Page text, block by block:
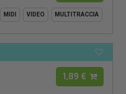
MIDI VIDEO MULTITRACCIA
1,89 €